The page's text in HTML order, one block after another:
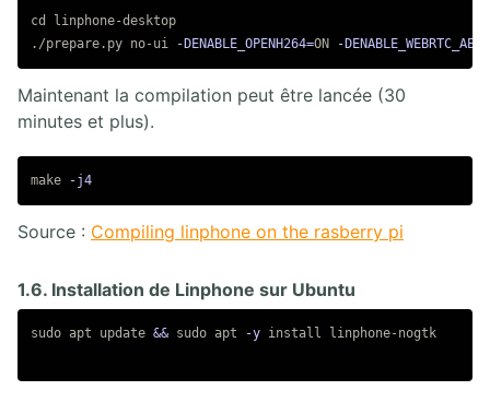
cd linphone-desktop
./prepare.py no-ui
-DENABLE_OPENH264=ON -DENABLE_WEBRTC_AEC
Maintenant la compilation peut être lancée (30
minutes et plus).
make -j4
Source : Compiling linphone on the rasberry pi
1.6. Installation de Linphone sur Ubuntu
sudo apt update && sudo apt -y install linphone-nogtk